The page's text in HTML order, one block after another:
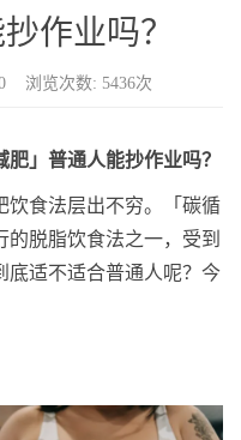
作业吗？
浏览次数: 5436次
」普通人能抄作业吗？
食法层出不穷。
「碳循
的脱脂饮食法之一， 受到
底适不适合普通人呢？今